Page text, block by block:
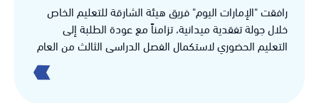
رافقت "الإمارات اليوم" فريق هيئة الشارقة للتعليم الخاص
خلال جولة تفقدية ميدانية، تزامناً مع عودة الطلبة إلى
التعليم الحضوري لاستكمال الفصل الدراسي الثالث من العام
الأكاديمي 2025-2026، وذلك بهدف الاطمئنان على جاهزية
المدارس، ومتابعة مدى الالتزام بالإجراءات المعتمدة، والتأكد